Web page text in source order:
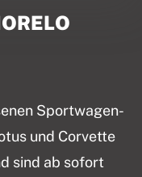
Sportwagen-
und Corvette
sind ab sofort